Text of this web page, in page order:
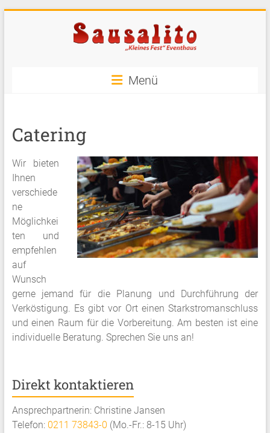
Eventhaus
Der
Partyraum
in
Düsseldorf
Menü
Catering
Wir bieten
Ihnen
verschiede
ne
Möglichkei
ten und
empfehlen
auf
Wunsch
gerne jemand für die Planung und Durchführung der
Verköstigung. Es gibt vor Ort einen Starkstromanschluss
und einen Raum für die Vorbereitung. Am besten ist eine
individuelle Beratung. Sprechen Sie uns an!
Direkt kontaktieren
Ansprechpartnerin: Christine Jansen
Telefon: 0211 73843-0 (Mo.-Fr.: 8-15 Uhr)